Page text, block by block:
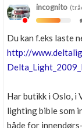
incognito
Du kan f.eks laste
http://
Har butikk i Oslo, i
lighting bible som
både for